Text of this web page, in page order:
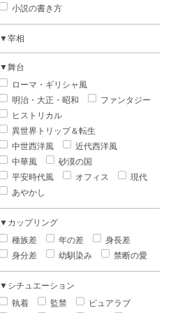
小説の書き方
▼宰相
▼舞台
ローマ・ギリシャ風
明治・大正・昭和
ファンタジー
ヒストリカル
異世界トリップ＆転生
中世西洋風
近代西洋風
中華風
砂漠の国
平安時代風
オフィス
現代
あやかし
▼カップリング
種族差
年の差
身長差
身分差
幼馴染み 禁断の愛
▼シチュエーション
執着
監禁
ピュアラブ